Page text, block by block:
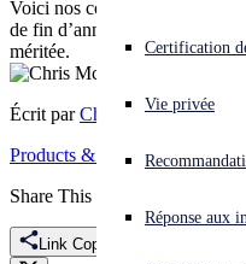
Vous subissez une
Se connecter
Français Open language
Certification
Vie privée
Réponse aux
Voici nos conseils pour bien
de fin d’année, moment tant
méritée.
Écrit par Chris McCormack
Products & Services
Share This
Link Copied